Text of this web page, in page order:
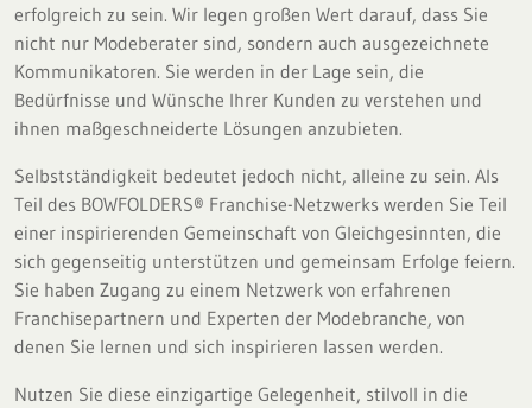
erfolgreich zu sein. Wir legen großen Wert darauf, dass Sie
nicht nur Modeberater sind, sondern auch ausgezeichnete
Kommunikatoren. Sie werden in der Lage sein, die
Bedürfnisse und Wünsche Ihrer Kunden zu verstehen und
ihnen maßgeschneiderte Lösungen anzubieten.
Selbstständigkeit bedeutet jedoch nicht, alleine zu sein. Als
Teil des BOWFOLDERS® Franchise-Netzwerks werden Sie Teil
einer inspirierenden Gemeinschaft von Gleichgesinnten, die
sich gegenseitig unterstützen und gemeinsam Erfolge feiern.
Sie haben Zugang zu einem Netzwerk von erfahrenen
Franchisepartnern und Experten der Modebranche, von
denen Sie lernen und sich inspirieren lassen werden.
Nutzen Sie diese einzigartige Gelegenheit, stilvoll in die